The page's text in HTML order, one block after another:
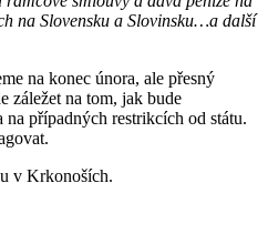
na Slovensku a Slovinsku…a další
na konec února, ale přesný
záležet na tom, jak bude
na případných restrikcích od státu.
v Krkonoších.